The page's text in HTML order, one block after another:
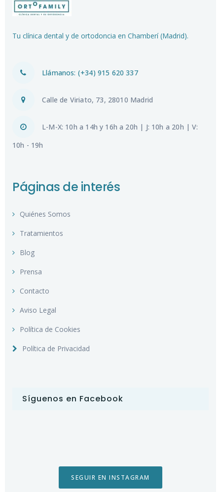
Tu clínica dental y de ortodoncia en Chamberí (Madrid).
Llámanos: (+34) 915 620 337
Calle de Viriato, 73, 28010 Madrid
L-M-X: 10h a 14h y 16h a 20h | J: 10h a 20h | V:
10h - 19h
Páginas de interés
Quiénes Somos
Tratamientos
Blog
Prensa
Contacto
Aviso Legal
Política de Cookies
Política de Privacidad
Síguenos en Facebook
SEGUIR EN INSTAGRAM